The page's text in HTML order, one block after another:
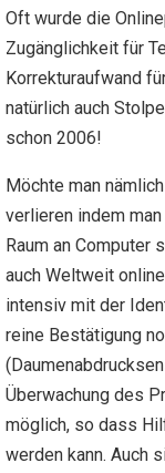
Oft wurde die
Zugänglichkeit für
Korrekturaufwand
natürlich auch
schon 2006!
Möchte man
verlieren indem
Raum an Computer
auch Weltweit
intensiv mit der
reine Bestätigung
Überwachung des
möglich, so dass
werden kann. Auch